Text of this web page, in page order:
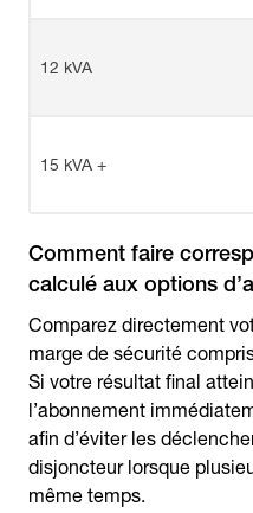
12 kVA
15 kVA +
Comment faire
calculé aux options
Comparez directement
marge de sécurité
Si votre résultat final
l’abonnement
afin d’éviter les
disjoncteur lorsque
même temps.